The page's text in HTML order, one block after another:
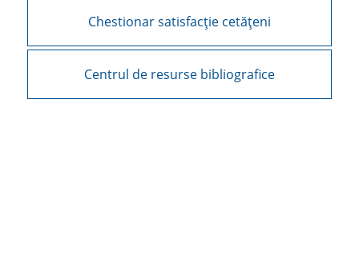
Chestionar satisfacție cetățeni
Centrul de resurse bibliografice